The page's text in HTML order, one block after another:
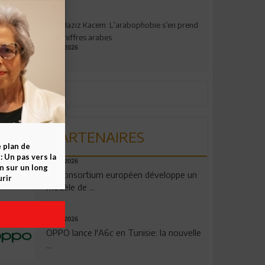
Abdelaziz Kacem: L’arabophobie s’en prend
aux chiffres arabes
09.07.2026
PARTENAIRES
06.08.2026
Un consortium européen développe un
modèle de ...
04.08.2026
OPPO lance l'A6c en Tunisie: la nouvelle
...
plan de
Un pas vers la
sur un long